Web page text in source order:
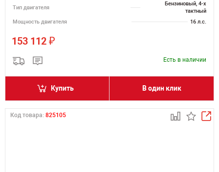
Тип двигателя
Бензиновый, 4-х
тактный
Мощность двигателя
16 л.с.
153 112 ₽
Есть в наличии
Купить В один клик
Код товара: 825105